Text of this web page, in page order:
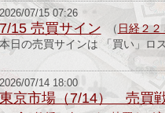
2026/07/15 07:26
7/15 売買サイン （ 日経２
日の売買サインは 「買い」ロ
2026/07/14 18:00
東京市場（7/14） 売買